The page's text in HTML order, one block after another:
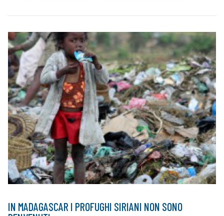
IN MADAGASCAR I PROFUGHI SIRIANI NON SONO